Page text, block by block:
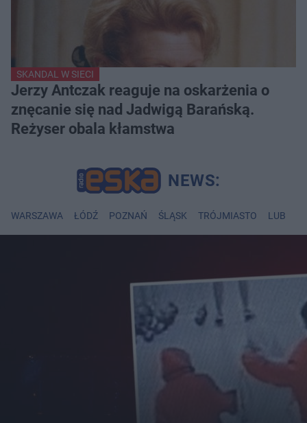
SKANDAL W SIECI
Jerzy Antczak reaguje na oskarżenia o
znęcanie się nad Jadwigą Barańską.
Reżyser obala kłamstwa
WARSZAWA ŁÓDŹ POZNAŃ ŚLĄSK TRÓJMIASTO LUBLIN